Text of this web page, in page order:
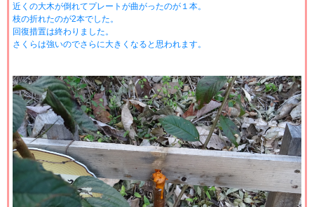
近くの大木が倒れてプレートが曲がったのが１本。
枝の折れたのが2本でした。
回復措置は終わりました。
さくらは強いのでさらに大きくなると思われます。